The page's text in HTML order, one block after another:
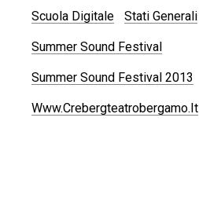
Scuola Digitale Stati Generali
Summer Sound Festival
Summer Sound Festival 2013
Www.crebergteatrobergamo.it